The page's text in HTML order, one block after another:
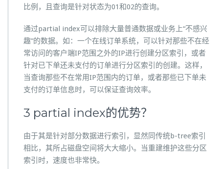
比例，且查询是针对状态为01和02的查询。
通过partial index可以排除大量普通数据或业务上“不感兴
趣”的数据。如：一个在线订单系统，可以针对那些不在经
常访问的客户端IP范围之外的IP进行创建分区索引，或者
针对已下单还未支付的订单进行分区索引的创建。这样，
当查询那些不在常用IP范围内的订单，或者那些已下单未
支付的订单信息时，可以保证查询效率。
3 partial index的优势？
由于其是针对部分数据进行索引，显然同传统b-tree索引
相比，其所占磁盘空间将大大缩小。当重建维护这些分区
索引时，速度也非常快。